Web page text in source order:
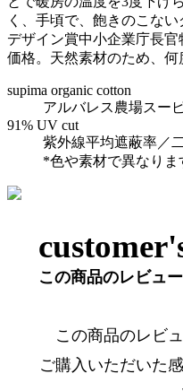
く、手頃で、飽きのこな
デザイン賞中小企業庁長
価格。天然素材のため、何
supima organic cotton
アルバレス農場スー
91% UV cut
紫外線平均遮蔽率／
*色や素材で異なりま
この商品のレビュー
この商品のレビ
ご購入いただいた